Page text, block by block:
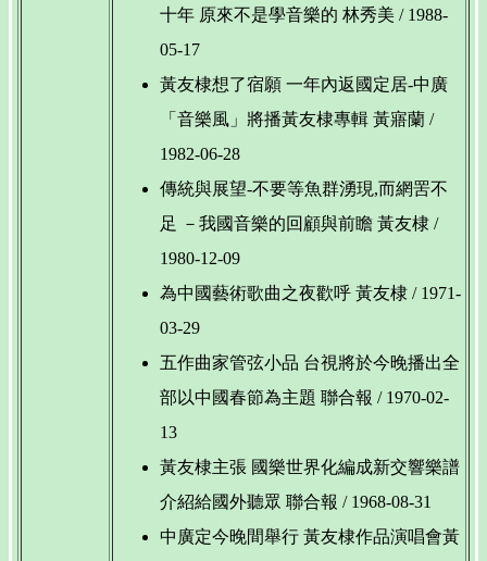
十年 原來不是學音樂的 林秀美 / 1988-
05-17
黃友棣想了宿願 一年內返國定居-中廣
「音樂風」將播黃友棣專輯 黃寤蘭 /
1982-06-28
傳統與展望-不要等魚群湧現,而網罟不
足 －我國音樂的回顧與前瞻 黃友棣 /
1980-12-09
為中國藝術歌曲之夜歡呼 黃友棣 / 1971-
03-29
五作曲家管弦小品 台視將於今晚播出全
部以中國春節為主題 聯合報 / 1970-02-
13
黃友棣主張 國樂世界化編成新交響樂譜
介紹給國外聽眾 聯合報 / 1968-08-31
中廣定今晚間舉行 黃友棣作品演唱會黃